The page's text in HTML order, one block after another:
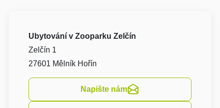
Ubytování v Zooparku Zelčín
Zelčín 1
27601 Mělník Hořín
Napište nám